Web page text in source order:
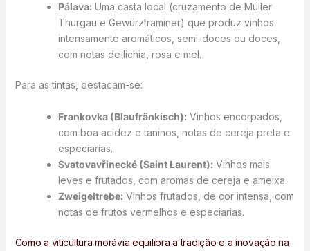
Pálava:Uma casta local (cruzamento de Müller
Thurgau e Gewürztraminer) que produz vinhos
intensamente aromáticos, semi-doces ou doces,
com notas de lichia, rosa e mel.
Para as tintas, destacam-se:
Frankovka (Blaufränkisch):Vinhos encorpados,
com boa acidez e taninos, notas de cereja preta e
especiarias.
Svatovavřinecké (Saint Laurent):Vinhos mais
leves e frutados, com aromas de cereja e ameixa.
Zweigeltrebe:Vinhos frutados, de cor intensa, com
notas de frutos vermelhos e especiarias.
Como a viticultura morávia equilibra a tradição e a inovação na